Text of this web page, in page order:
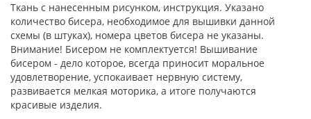
Ткань с нанесенным рисунком, инструкция. Указано
количество бисера, необходимое для вышивки данной
схемы (в штуках), номера цветов бисера не указаны.
Внимание! Бисером не комплектуется! Вышивание
бисером - дело которое, всегда приносит моральное
удовлетворение, успокаивает нервную систему,
развивается мелкая моторика, а итоге получаются
красивые изделия.